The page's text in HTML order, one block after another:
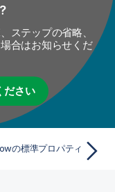
ステップの省略、
合はお知らせくだ
ださい
の標準プロパティ